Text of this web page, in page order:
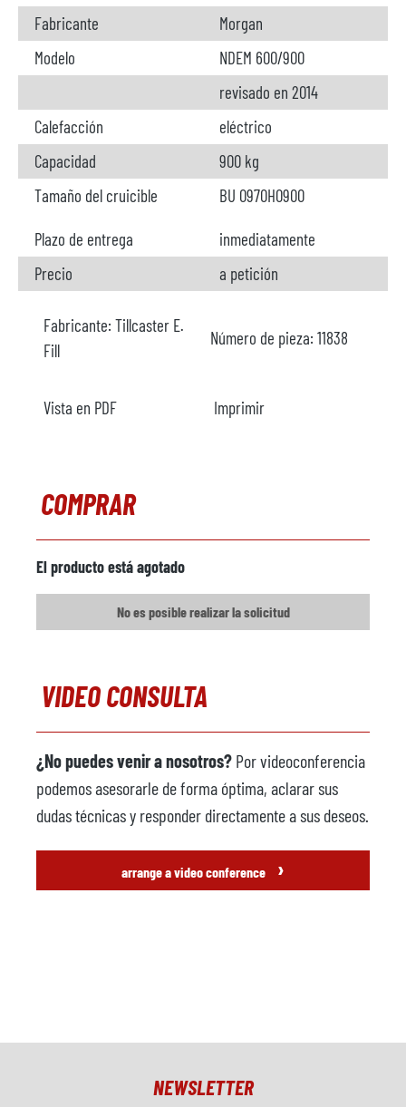
Fabricante
Morgan
Modelo
NDEM 600/900
revisado en 2014
Calefacción
eléctrico
Capacidad
900 kg
Tamaño del cruicible
BU 0970H0900
Plazo de entrega
inmediatamente
Precio
a petición
Fabricante: Tillcaster E.
Fill
Número de pieza: 11838
Vista en PDF Imprimir
COMPRAR
El producto está agotado
No es posible realizar la solicitud
VIDEO CONSULTA
¿No puedes venir a nosotros? Por videoconferencia
podemos asesorarle de forma óptima, aclarar sus
dudas técnicas y responder directamente a sus deseos.
arrange a video conference ›
NEWSLETTER